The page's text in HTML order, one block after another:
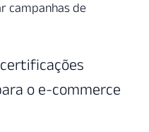
campanhas de
o e-commerce